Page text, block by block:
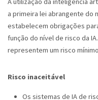
a primeira lei abrangente do
estabelecem obrigações
função do nível de risco da
representem um risco
Risco inaceitável
Os sistemas de IA de